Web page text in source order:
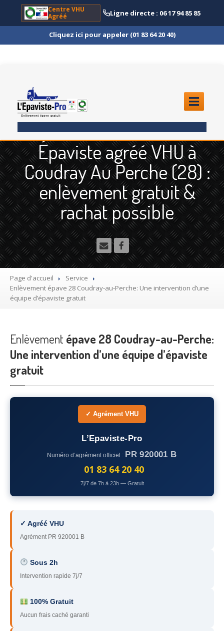
Centre VHU
Agréé
Ligne directe : 06 17 94 85 85
Cliquez ici pour appeler (01 83 64 20 40)
ENLÈVEMENTÉPAVE
Quoi ?
Scooteret Moto
Camion et Poids Lourd
Utilitaire
Démolisseuragrée VHU gratuit
Mettre à la casse sa voiture
Dépollutionde véhicule hors d’usage gratuit
Destructionde voiture agréé
EpavisteGratuit
Rachat
Où?
– Seine-et-Marne
– Yvelines
– Hauts-de-Seine
93– Seine-Saint-Denis
94 – Val-de-Marne
95– Val d’Oise
91 – Essonne
– Yonne
60 – Oise
Épaviste agréé VHU à
Coudray Au Perche (28) :
enlèvement gratuit &
rachat possible
Page d'accueil
Service
Enlèvement épave 28 Coudray-au-Perche: Une intervention d’une
équipe d’épaviste gratuit
Enlèvement épave 28 Coudray-au-Perche:
Une intervention d’une équipe d’épaviste
gratuit
✓ Agrément VHU
L’Epaviste-Pro
Numéro d’agrément officiel : PR 920001 B
01 83 64 20 40
7j/7 de 7h à 23h — Gratuit
✓ Agréé VHU
Agrément PR 920001 B
Sous 2h
Intervention rapide 7j/7
100% Gratuit
Aucun frais caché garanti